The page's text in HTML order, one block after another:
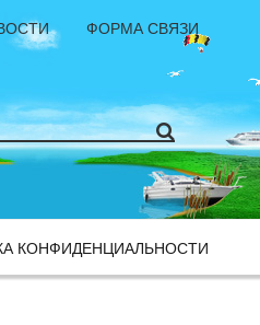
ФОРМА СВЯЗИ
КОНФИДЕНЦИАЛЬНОСТИ